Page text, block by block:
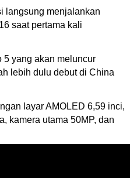
langsung menjalankan
saat pertama kali
5 yang akan meluncur
lebih dulu debut di China
layar AMOLED 6,59 inci,
kamera utama 50MP, dan